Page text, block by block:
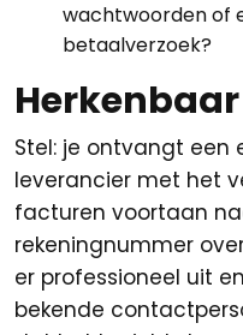
wachtwoorden of
betaalverzoek?
Stel: je ontvangt
leverancier met het
facturen voortaan
rekeningnummer
er professioneel uit
bekende